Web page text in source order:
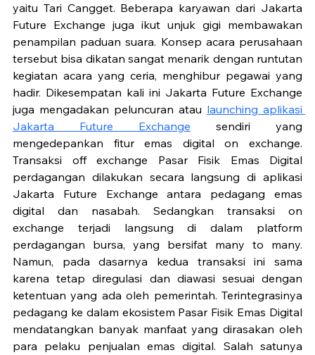
yaitu Tari Cangget. Beberapa karyawan dari Jakarta
Future Exchange juga ikut unjuk gigi membawakan
penampilan paduan suara. Konsep acara perusahaan
tersebut bisa dikatan sangat menarik dengan runtutan
kegiatan acara yang ceria, menghibur pegawai yang
hadir. Dikesempatan kali ini Jakarta Future Exchange
juga mengadakan peluncuran atau launching aplikasi
Jakarta Future Exchange sendiri yang
mengedepankan fitur emas digital on exchange.
Transaksi off exchange Pasar Fisik Emas Digital
perdagangan dilakukan secara langsung di aplikasi
Jakarta Future Exchange antara pedagang emas
digital dan nasabah. Sedangkan transaksi on
exchange terjadi langsung di dalam platform
perdagangan bursa, yang bersifat many to many.
Namun, pada dasarnya kedua transaksi ini sama
karena tetap diregulasi dan diawasi sesuai dengan
ketentuan yang ada oleh pemerintah. Terintegrasinya
pedagang ke dalam ekosistem Pasar Fisik Emas Digital
mendatangkan banyak manfaat yang dirasakan oleh
para pelaku penjualan emas digital. Salah satunya